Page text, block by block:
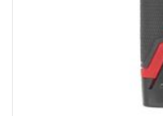
Promocja wyłącznie dla